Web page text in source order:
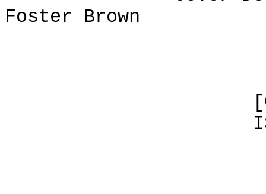
Foster Brown
[C] CODEL/
ISBN Não.